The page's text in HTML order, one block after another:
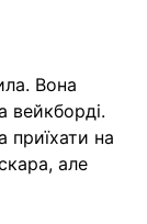
Вона
вейкборді.
приїхати на
але